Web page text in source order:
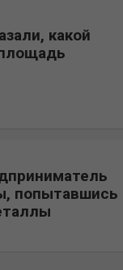
какой
попытавшись